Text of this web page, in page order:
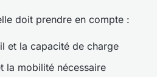
doit prendre en compte :
et la capacité de charge
la mobilité nécessaire